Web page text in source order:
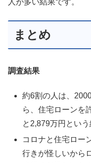
人が多い結果です。
まとめ
調査結果
約6割の人は、
ら、住宅ローンを
と2,879万円という
コロナと住宅ロー
行きが怪しいから